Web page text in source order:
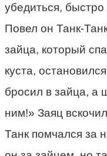
убедиться,
Повел он Танк-
зайца, который
куста,
бросил в зайца, а
ним!» Заяц
Танк помчался за